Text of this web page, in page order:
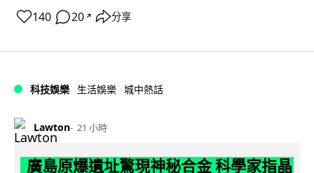
140 20 ↗ 分享
科技娛樂 生活娛樂 城中熱話
Lawton 21 小時
廣島原爆遺址驚現神秘合金 科學家指晶